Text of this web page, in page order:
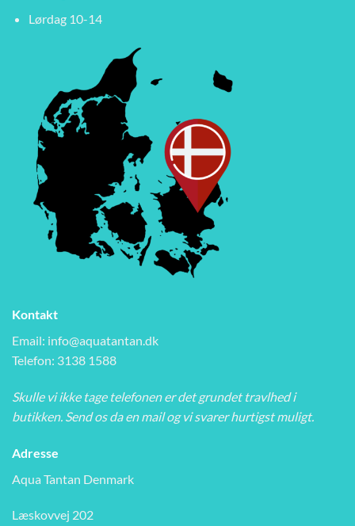
Lørdag 10-14
Kontakt
Email: info@aquatantan.dk
Telefon: 3138 1588
Skulle vi ikke tage telefonen er det grundet travlhed i
butikken. Send os da en mail og vi svarer hurtigst muligt.
Adresse
Aqua Tantan Denmark
Læskovvej 202